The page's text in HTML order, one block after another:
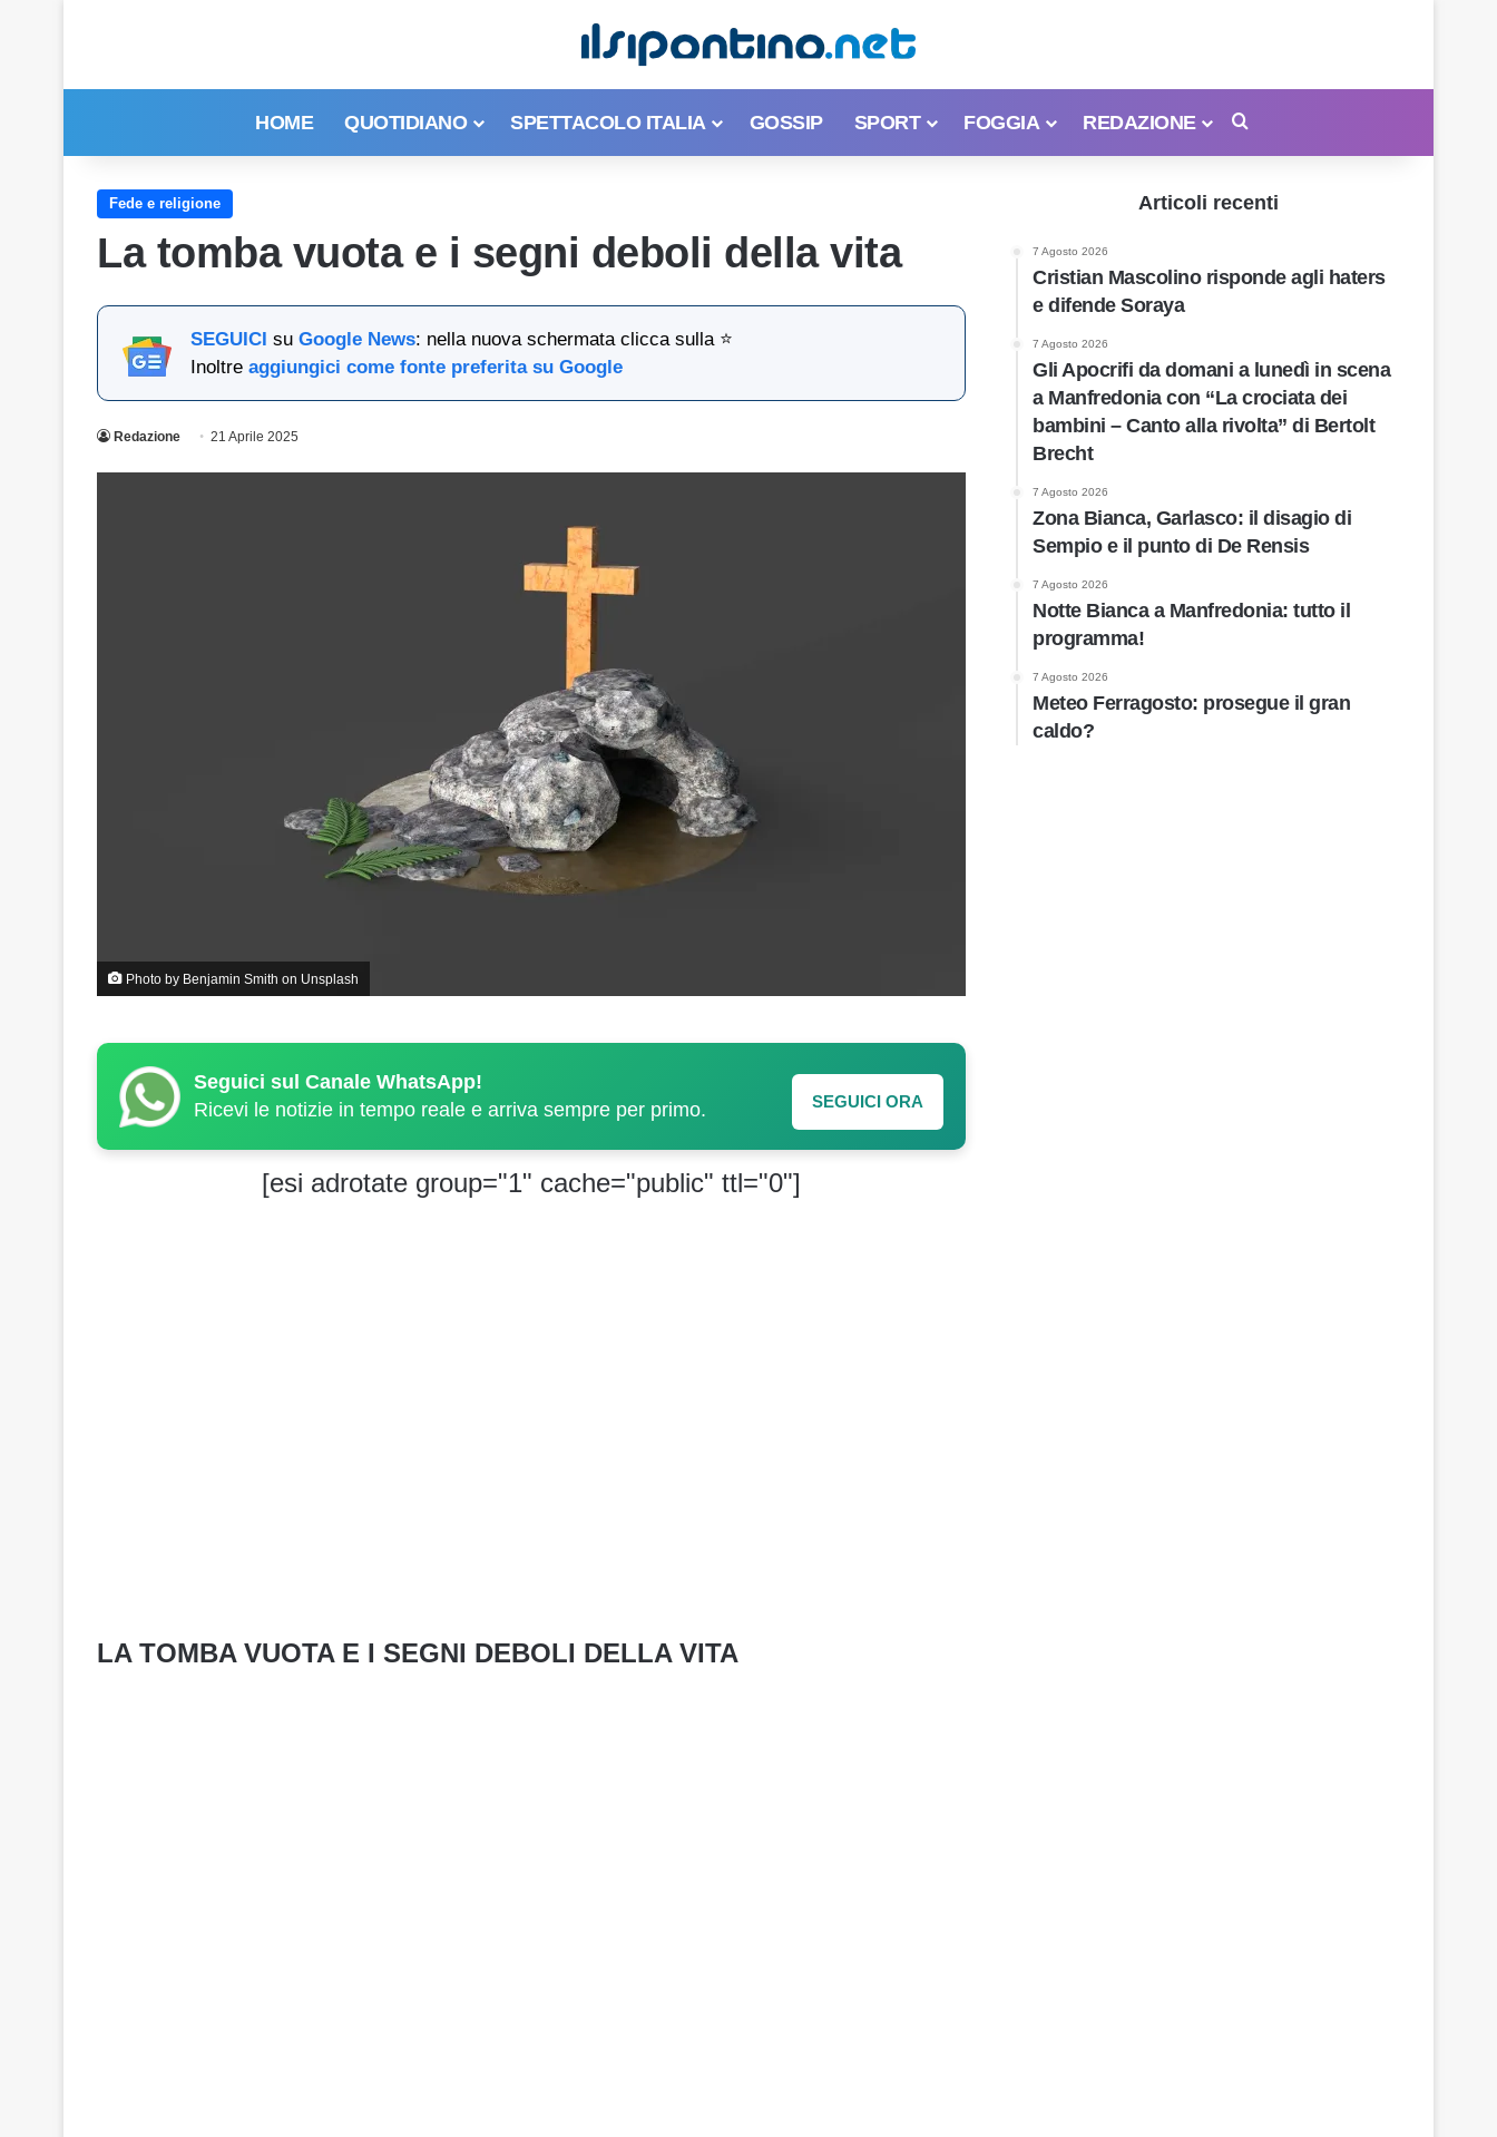
HOME QUOTIDIANO SPETTACOLO ITALIA GOSSIP SPORT FOGGIA REDAZIONE
Fede e religione
La tomba vuota e i segni deboli della vita
SEGUICI su Google News: nella nuova schermata clicca sulla ⭐
Inoltre aggiungici come fonte preferita su Google
Redazione 21 Aprile 2025
Photo by Benjamin Smith on Unsplash
Seguici sul Canale WhatsApp!
Ricevi le notizie in tempo reale e arriva sempre per primo.
SEGUICI ORA
[esi adrotate group="1" cache="public" ttl="0"]
LA TOMBA VUOTA E I SEGNI DEBOLI DELLA VITA
Articoli recenti
7 Agosto 2026
Cristian Mascolino risponde agli haters
e difende Soraya
7 Agosto 2026
Gli Apocrifi da domani a lunedì in scena
a Manfredonia con “La crociata dei
bambini – Canto alla rivolta” di Bertolt
Brecht
7 Agosto 2026
Zona Bianca, Garlasco: il disagio di
Sempio e il punto di De Rensis
7 Agosto 2026
Notte Bianca a Manfredonia: tutto il
programma!
7 Agosto 2026
Meteo Ferragosto: prosegue il gran
caldo?